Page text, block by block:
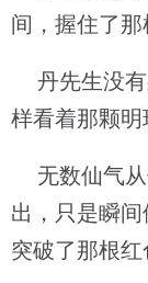
间，握住了那
丹先生没有
样看着那颗明
无数仙气从
出，只是瞬
突破了那根红